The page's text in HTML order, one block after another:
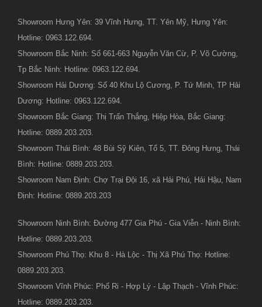
Showroom Hưng Yên: 39 Vĩnh Hưng, TT. Yên Mỹ, Hưng Yên:
Hotline: 0963.122.694.
Showroom Bắc Ninh: Số 661-663 Nguyễn Văn Cừ, P. Võ Cường,
Tp Bắc Ninh: Hotline: 0963.122.694.
Showroom Hải Dương: Số 40 Khu Lộ Cương, P. Tứ Minh, TP Hải
Dương: Hotline: 0963.122.694.
Showroom Bắc Giang: Thị Trấn Thắng, Hiệp Hòa, Bắc Giang:
Hotline: 0889.203.203.
Showroom Thái Bình: 48 Bùi Sỹ Kiên, Tổ 5, TT. Đông Hưng, Thái
Bình: Hotline: 0889.203.203.
Showroom Nam Định: Chợ Trại Đội 16, xã Hải Phú, Hải Hậu, Nam
Định: Hotline: 0889.203.203
Showroom Ninh Bình: Đường 477 Gia Phú - Gia Viễn - Ninh Bình:
Hotline: 0889.203.203.
Showroom Phú Thọ: Khu 8 - Hà Lộc - Thị Xã Phú Thọ: Hotline:
0889.203.203.
Showroom Vĩnh Phúc: Phố Ri - Hợp Lý - Lập Thạch - Vĩnh Phúc:
Hotline: 0889.203.203.